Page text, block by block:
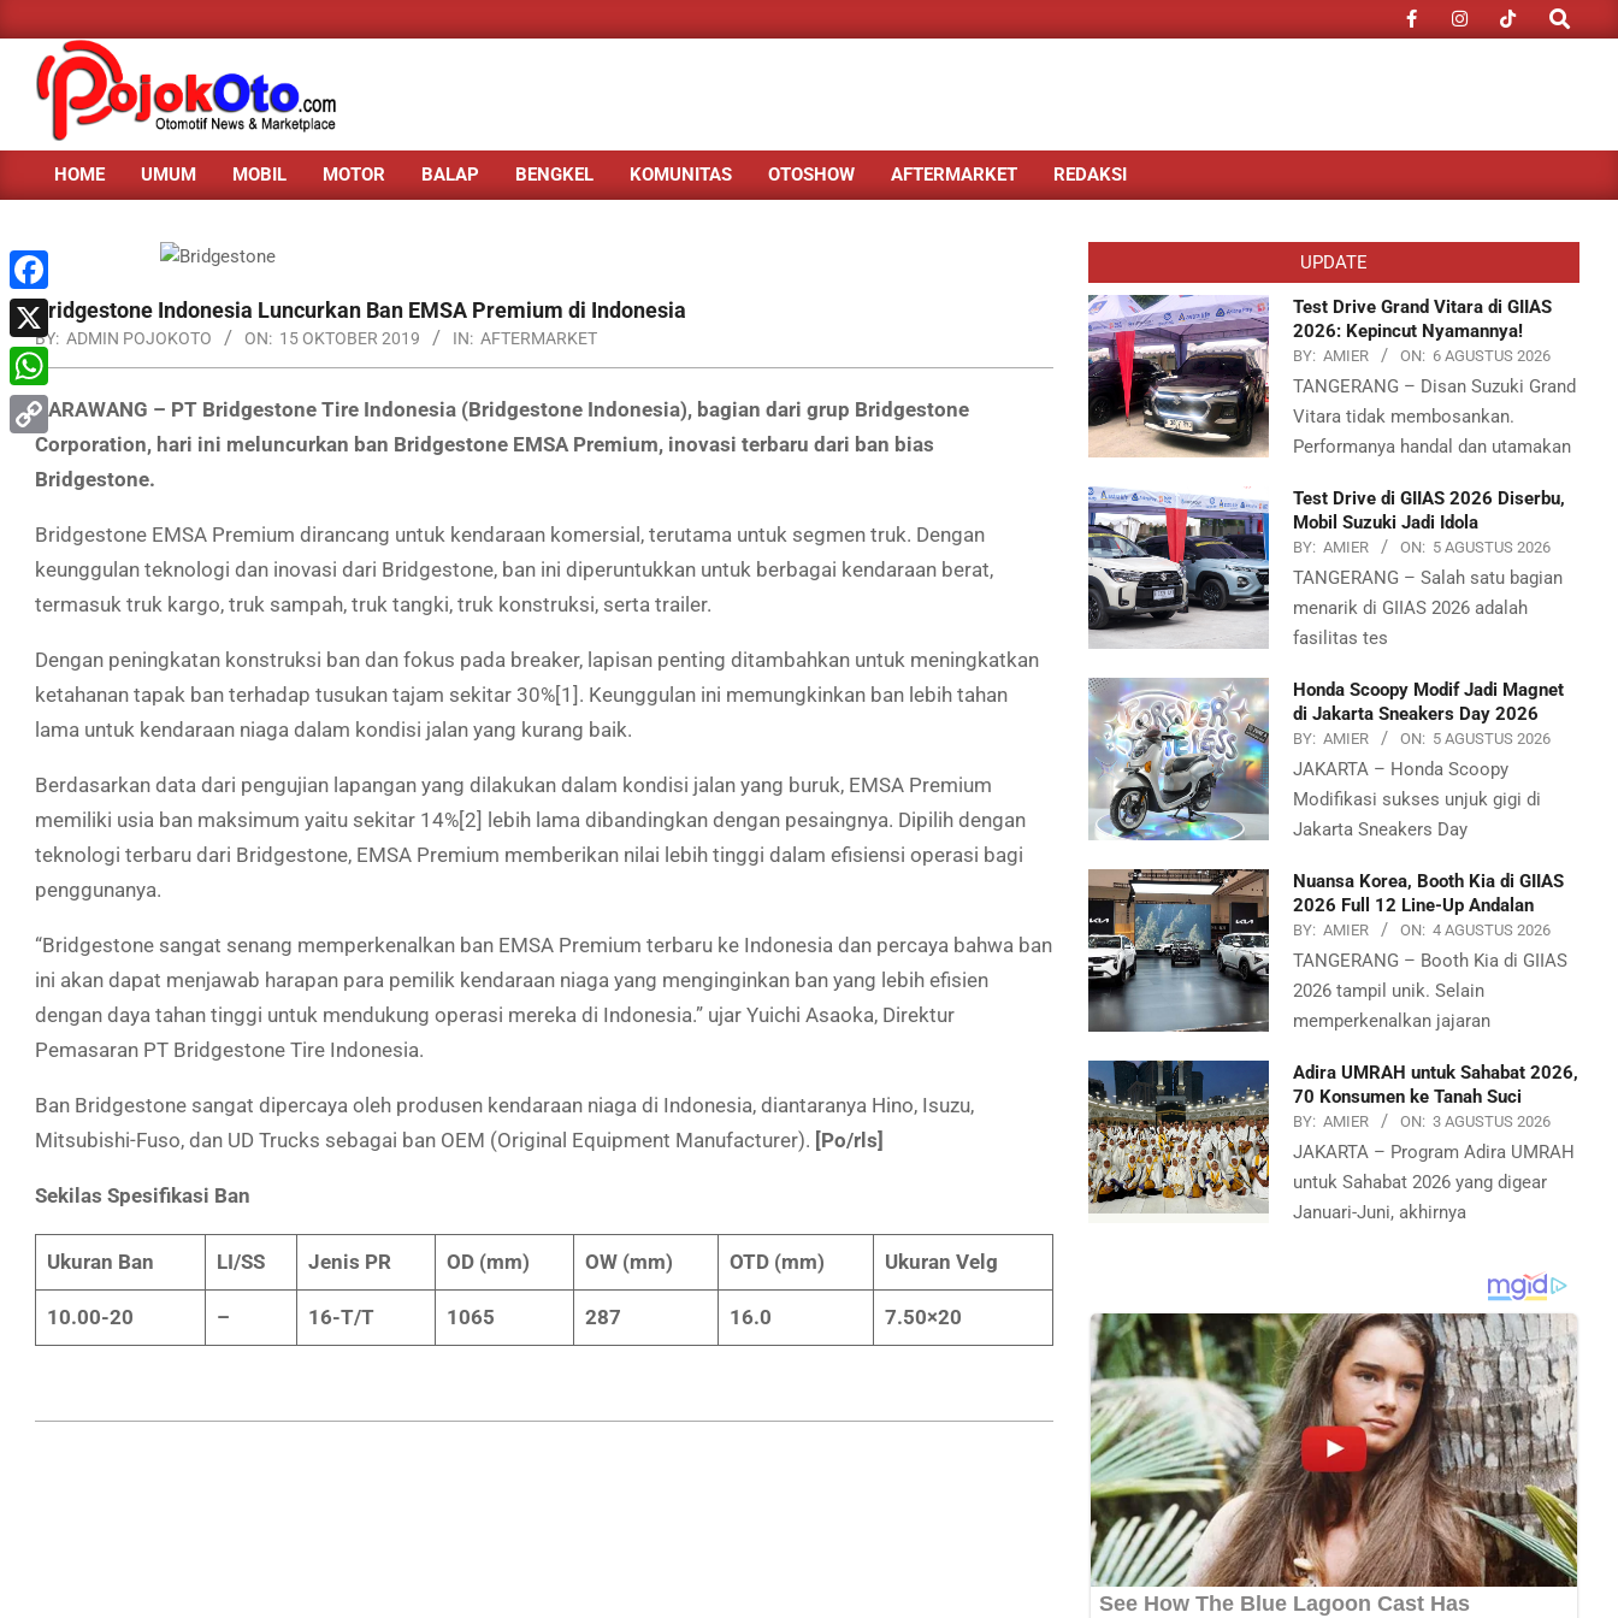
to
content
Search
Primary
Menu
HOME UMUM MOBIL MOTOR BALAP BENGKEL KOMUNITAS OTOSHOW AFTERMARKET REDAKSI
Bridgestone Indonesia Luncurkan Ban EMSA Premium di Indonesia
BY: ADMIN POJOKOTO ON: 15 OKTOBER 2019 IN: AFTERMARKET
KARAWANG – PT Bridgestone Tire Indonesia (Bridgestone Indonesia), bagian dari grup Bridgestone
Corporation, hari ini meluncurkan ban Bridgestone EMSA Premium, inovasi terbaru dari ban bias
Bridgestone.
Bridgestone EMSA Premium dirancang untuk kendaraan komersial, terutama untuk segmen truk. Dengan
keunggulan teknologi dan inovasi dari Bridgestone, ban ini diperuntukkan untuk berbagai kendaraan berat,
termasuk truk kargo, truk sampah, truk tangki, truk konstruksi, serta trailer.
Dengan peningkatan konstruksi ban dan fokus pada breaker, lapisan penting ditambahkan untuk meningkatkan
ketahanan tapak ban terhadap tusukan tajam sekitar 30%[1]. Keunggulan ini memungkinkan ban lebih tahan
lama untuk kendaraan niaga dalam kondisi jalan yang kurang baik.
Berdasarkan data dari pengujian lapangan yang dilakukan dalam kondisi jalan yang buruk, EMSA Premium
memiliki usia ban maksimum yaitu sekitar 14%[2] lebih lama dibandingkan dengan pesaingnya. Dipilih dengan
teknologi terbaru dari Bridgestone, EMSA Premium memberikan nilai lebih tinggi dalam efisiensi operasi bagi
penggunanya.
“Bridgestone sangat senang memperkenalkan ban EMSA Premium terbaru ke Indonesia dan percaya bahwa ban
ini akan dapat menjawab harapan para pemilik kendaraan niaga yang menginginkan ban yang lebih efisien
dengan daya tahan tinggi untuk mendukung operasi mereka di Indonesia.” ujar Yuichi Asaoka, Direktur
Pemasaran PT Bridgestone Tire Indonesia.
Ban Bridgestone sangat dipercaya oleh produsen kendaraan niaga di Indonesia, diantaranya Hino, Isuzu,
Mitsubishi-Fuso, dan UD Trucks sebagai ban OEM (Original Equipment Manufacturer). [Po/rls]
Sekilas Spesifikasi Ban
Ukuran Ban LI/SS Jenis PR OD (mm) OW (mm) OTD (mm) Ukuran Velg
10.00-20 – 16-T/T 1065 287 16.0 7.50×20
UPDATE
Test Drive Grand Vitara di GIIAS
2026: Kepincut Nyamannya!
BY: AMIER ON: 6 AGUSTUS 2026
TANGERANG – Disan Suzuki Grand
Vitara tidak membosankan.
Performanya handal dan utamakan
Test Drive di GIIAS 2026 Diserbu,
Mobil Suzuki Jadi Idola
BY: AMIER ON: 5 AGUSTUS 2026
TANGERANG – Salah satu bagian
menarik di GIIAS 2026 adalah
fasilitas tes
Honda Scoopy Modif Jadi Magnet
di Jakarta Sneakers Day 2026
BY: AMIER ON: 5 AGUSTUS 2026
JAKARTA – Honda Scoopy
Modifikasi sukses unjuk gigi di
Jakarta Sneakers Day
Nuansa Korea, Booth Kia di GIIAS
2026 Full 12 Line-Up Andalan
BY: AMIER ON: 4 AGUSTUS 2026
TANGERANG – Booth Kia di GIIAS
2026 tampil unik. Selain
memperkenalkan jajaran
Adira UMRAH untuk Sahabat 2026,
70 Konsumen ke Tanah Suci
BY: AMIER ON: 3 AGUSTUS 2026
JAKARTA – Program Adira UMRAH
untuk Sahabat 2026 yang digear
Januari-Juni, akhirnya
Facebook
X
WhatsApp
Copy
Link